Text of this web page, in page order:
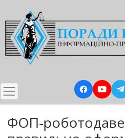
до
основного
вмісту
ФОП-